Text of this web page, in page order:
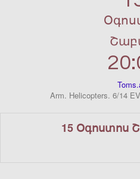
Arm. Helicopters. 6/14
15 Օգոստոս